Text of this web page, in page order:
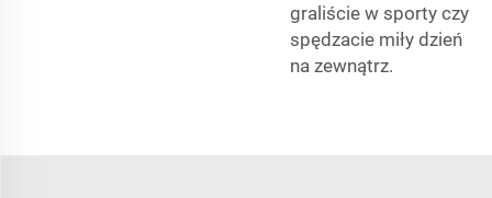
graliście w sporty czy
spędzacie miły dzień
na zewnątrz.